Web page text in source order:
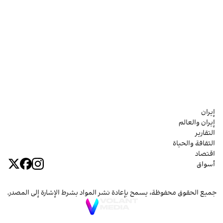
إيران
إيران والعالم
التقارير
الثقافة والحياة
اقتصاد
أسواق
جميع الحقوق محفوظة، يسمح بإعادة نشر المواد بشرط الإشارة إلى المصدر.